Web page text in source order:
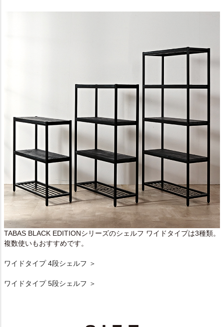
TABAS BLACK EDITIONシリーズのシェルフ ワイドタイプは3種類。
複数使いもおすすめです。
ワイドタイプ 4段シェルフ ＞
ワイドタイプ 5段シェルフ ＞